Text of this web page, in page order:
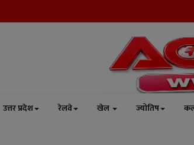
उत्तर प्रदेश रेलवे खेल ज्योतिष